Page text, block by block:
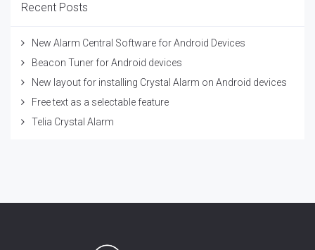
Recent Posts
New Alarm Central Software for Android Devices
Beacon Tuner for Android devices
New layout for installing Crystal Alarm on Android devices
Free text as a selectable feature
Telia Crystal Alarm